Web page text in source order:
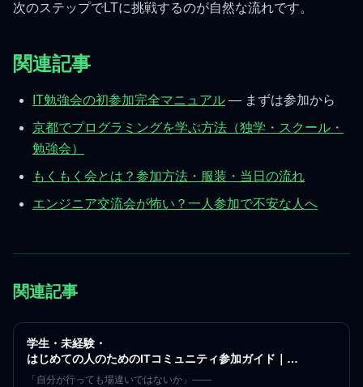
次のステップでLTに挑戦するのが自然な流れです。
関連記事
IT勉強会の初参加完全マニュアル — まずは参加から
京都でプログラミングを学ぶ方法（独学・スクール・
勉強会）
もくもく会とは？参加方法・服装・当日の流れ
エンジニア交流会が怖い？一人参加で不安な人へ
関連記事
学生・未経験・
はじめての人のためのITコミュニティ参加ガイド｜
不安をなくす最初の一歩
「自分が行っても場違いではないか」——